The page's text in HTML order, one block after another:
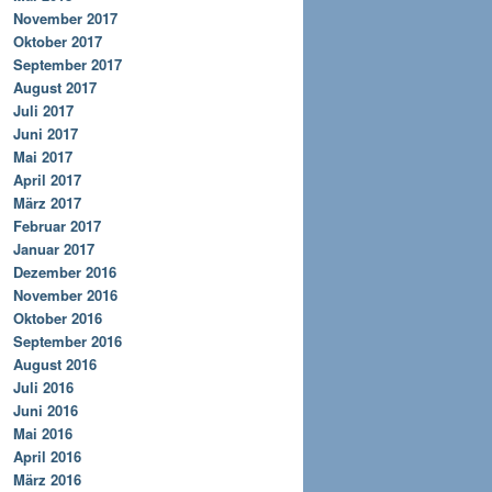
November 2017
Oktober 2017
September 2017
August 2017
Juli 2017
Juni 2017
Mai 2017
April 2017
März 2017
Februar 2017
Januar 2017
Dezember 2016
November 2016
Oktober 2016
September 2016
August 2016
Juli 2016
Juni 2016
Mai 2016
April 2016
März 2016